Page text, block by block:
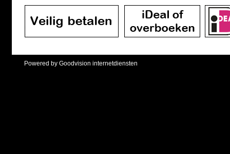
Powered by Goodvision internetdiensten